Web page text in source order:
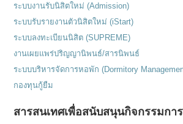
ระบบงานรับนิสิตใหม่ (Admission)
ระบบรับรายงานตัวนิสิตใหม่ (iStart)
ระบบลงทะเบียนนิสิต (SUPREME)
งานเผยแพร่ปริญญานิพนธ์/สารนิพนธ์
ระบบบริหารจัดการหอพัก (Dormitory
กองทุนกู้ยืม
สารสนเทศเพื่อสนับสนุนกิจกรรมกา